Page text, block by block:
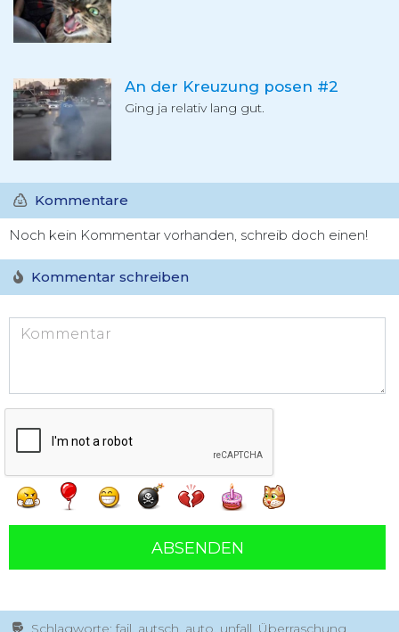
An der Kreuzung posen #2
Ging ja relativ lang gut.
Kommentare
Noch kein Kommentar vorhanden, schreib doch einen!
Kommentar schreiben
ABSENDEN
Schlagworte: fail, autsch, auto, unfall, Überraschung